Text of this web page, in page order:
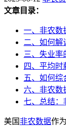
文章目录：
一、非农数
二、如何解
三、失业率
四、平均时
五、如何综
六、非农数
七、总结：
美国非农数据作